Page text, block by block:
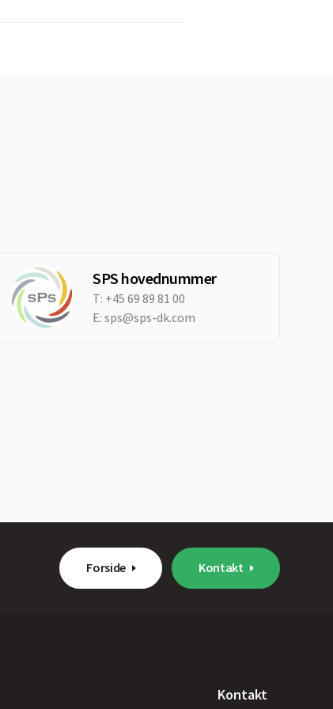
SPS hovednummer
T: +45 69 89 81 00
E: sps@sps-dk.com
Forside Kontakt
Kontakt